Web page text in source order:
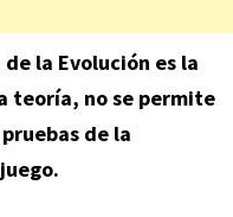
la Evolución es la
teoría, no se permite
de la